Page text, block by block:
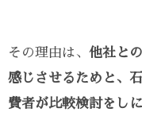
その理由は、 他社と
感じさせるためと、
費者が比較検討をし